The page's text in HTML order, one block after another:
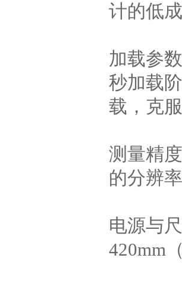
计的低
加载参
秒加载
载，克
测量精
的分辨
电源与
420mm